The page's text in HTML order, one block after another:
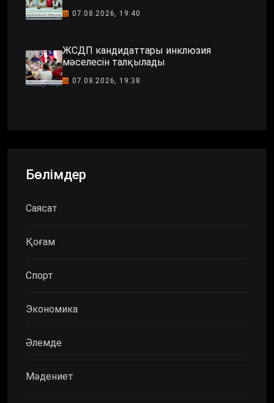
07.08.2026, 19:40
ЖСДП кандидаттары инклюзия
мәселесін талқылады
07.08.2026, 19:38
Бөлімдер
Саясат
Қоғам
Спорт
Экономика
Әлемде
Мәдениет